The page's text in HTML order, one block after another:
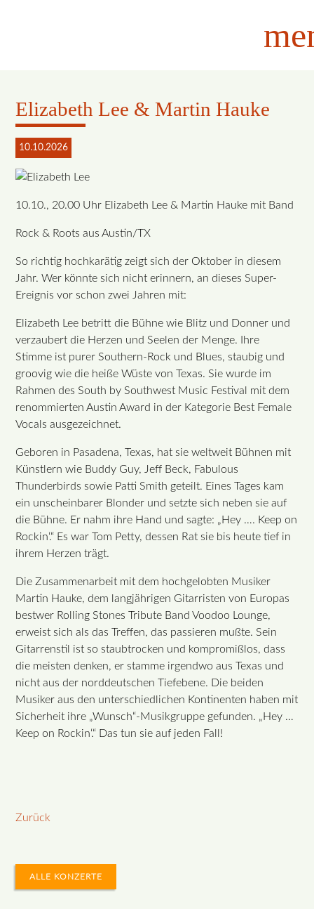
Elizabeth Lee & Martin Hauke
10.10.2026
10.10., 20.00 Uhr Elizabeth Lee & Martin Hauke mit Band
Rock & Roots aus Austin/TX
So richtig hochkarätig zeigt sich der Oktober in diesem
Jahr. Wer könnte sich nicht erinnern, an dieses Super-
Ereignis vor schon zwei Jahren mit:
Elizabeth Lee betritt die Bühne wie Blitz und Donner und
verzaubert die Herzen und Seelen der Menge. Ihre
Stimme ist purer Southern-Rock und Blues, staubig und
groovig wie die heiße Wüste von Texas. Sie wurde im
Rahmen des South by Southwest Music Festival mit dem
renommierten Austin Award in der Kategorie Best Female
Vocals ausgezeichnet.
Geboren in Pasadena, Texas, hat sie weltweit Bühnen mit
Künstlern wie Buddy Guy, Jeff Beck, Fabulous
Thunderbirds sowie Patti Smith geteilt. Eines Tages kam
ein unscheinbarer Blonder und setzte sich neben sie auf
die Bühne. Er nahm ihre Hand und sagte: „Hey …. Keep on
Rockin‘.“ Es war Tom Petty, dessen Rat sie bis heute tief in
ihrem Herzen trägt.
Die Zusammenarbeit mit dem hochgelobten Musiker
Martin Hauke, dem langjährigen Gitarristen von Europas
bestwer Rolling Stones Tribute Band Voodoo Lounge,
erweist sich als das Treffen, das passieren mußte. Sein
Gitarrenstil ist so staubtrocken und kompromißlos, dass
die meisten denken, er stamme irgendwo aus Texas und
nicht aus der norddeutschen Tiefebene. Die beiden
Musiker aus den unterschiedlichen Kontinenten haben mit
Sicherheit ihre „Wunsch“-Musikgruppe gefunden. „Hey …
Keep on Rockin‘.“ Das tun sie auf jeden Fall!
Zurück
ALLE KONZERTE